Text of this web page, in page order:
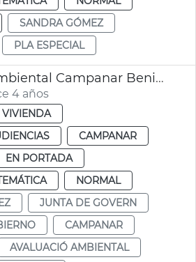
SANDRA GÓMEZ
PLA ESPECIAL
Evaluación ambiental Campanar Beniferri
4 años
CAMPANAR
EN PORTADA
NORMAL
JUNTA DE GOVERN
CAMPANAR
AVALUACIÓ AMBIENTAL